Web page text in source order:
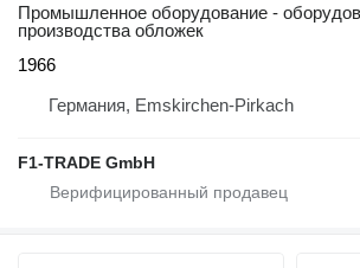
Промышленное оборудование -
производства обложек
1966
Германия, Emskirchen-Pirkach
F1-TRADE GmbH